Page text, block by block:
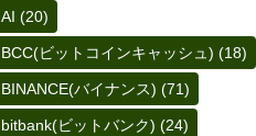
AI (20)
BCC(ビットコインキャッシュ) (18)
BINANCE(バイナンス) (71)
bitbank(ビットバンク) (24)